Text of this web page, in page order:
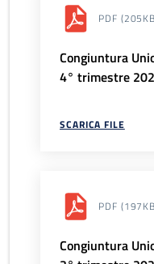
PDF
Congiuntura
4° trimestre
SCARICA FILE
PDF
Congiuntura